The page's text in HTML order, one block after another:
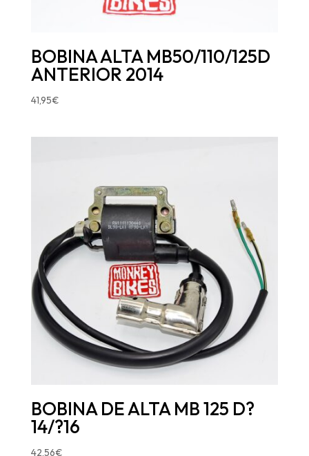
BOBINA ALTA MB50/110/125D
ANTERIOR 2014
41,95€
BOBINA DE ALTA MB 125 D?
14/?16
42,56€